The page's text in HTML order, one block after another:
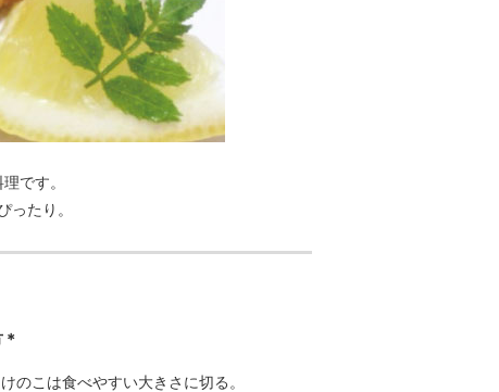
です。
ったり。
のこは食べやすい大きさに切る。